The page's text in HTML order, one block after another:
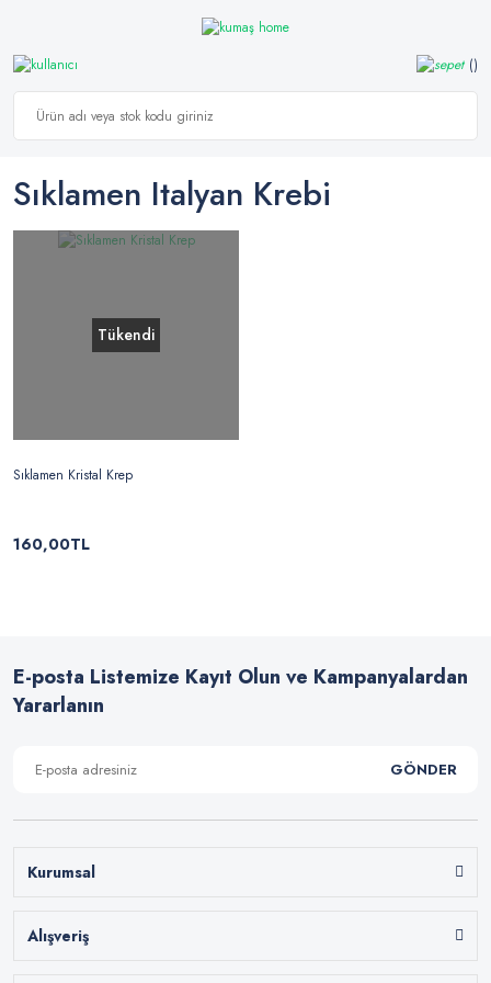
Sıklamen Italyan Krebi
Tükendi
Sıklamen Kristal Krep
160,00TL
E-posta Listemize Kayıt Olun ve Kampanyalardan
Yararlanın
GÖNDER
Kurumsal
Alışveriş